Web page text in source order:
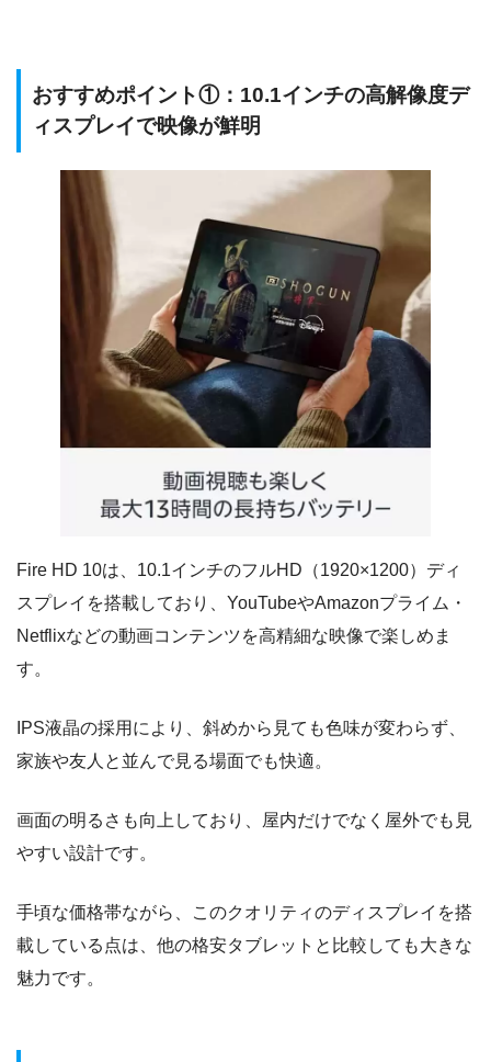
おすすめポイント①：10.1インチの高解像度デ
ィスプレイで映像が鮮明
Fire HD 10は、10.1インチのフルHD（1920×1200）ディ
スプレイを搭載しており、YouTubeやAmazonプライム・
Netflixなどの動画コンテンツを高精細な映像で楽しめま
す。
IPS液晶の採用により、斜めから見ても色味が変わらず、
家族や友人と並んで見る場面でも快適。
画面の明るさも向上しており、屋内だけでなく屋外でも見
やすい設計です。
手頃な価格帯ながら、このクオリティのディスプレイを搭
載している点は、他の格安タブレットと比較しても大きな
魅力です。